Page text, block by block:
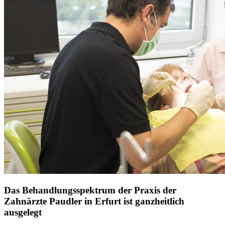
Das Behandlungsspektrum der Praxis der
Zahnärzte Paudler in Erfurt ist ganzheitlich
ausgelegt